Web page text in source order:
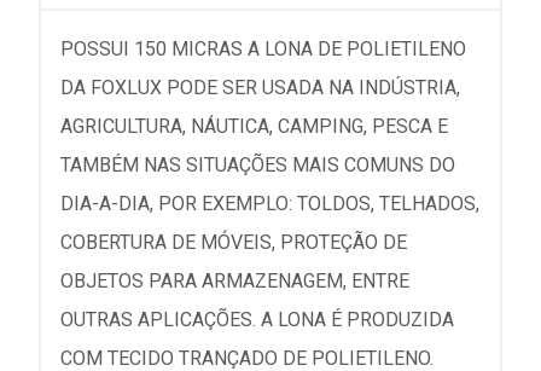
POSSUI 150 MICRAS A LONA DE POLIETILENO
DA FOXLUX PODE SER USADA NA INDÚSTRIA,
AGRICULTURA, NÁUTICA, CAMPING, PESCA E
TAMBÉM NAS SITUAÇÕES MAIS COMUNS DO
DIA-A-DIA, POR EXEMPLO: TOLDOS, TELHADOS,
COBERTURA DE MÓVEIS, PROTEÇÃO DE
OBJETOS PARA ARMAZENAGEM, ENTRE
OUTRAS APLICAÇÕES. A LONA É PRODUZIDA
COM TECIDO TRANÇADO DE POLIETILENO.